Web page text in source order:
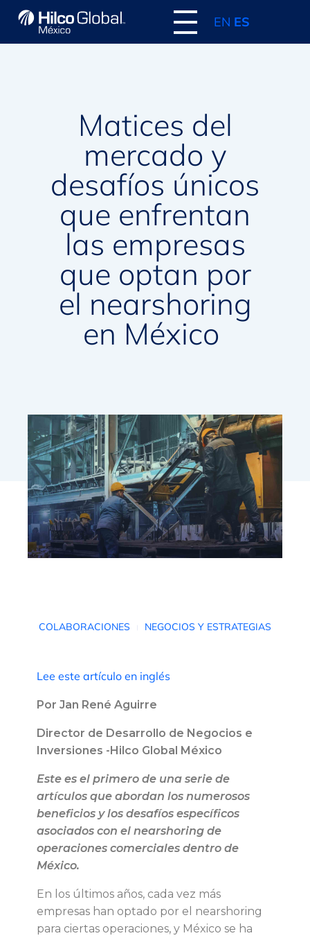
EN ES
Matices del
mercado y
desafíos únicos
que enfrentan
las empresas
que optan por
el nearshoring
en México
M
c
e
s
d
e
COLABORACIONES NEGOCIOS Y ESTRATEGIAS
Lee este artículo en inglés
Por Jan René Aguirre
Director de Desarrollo de Negocios e
Inversiones -Hilco Global México
Este es el primero de una serie de
artículos que abordan los numerosos
beneficios y los desafíos específicos
asociados con el nearshoring de
operaciones comerciales dentro de
México.
En los últimos años, cada vez más
empresas han optado por el nearshoring
para ciertas operaciones, y México se ha